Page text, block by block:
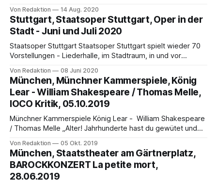
02.09.2020 20:00 Uhr / Kleine Komödie Warnemünde /
Gastspiel Ungeschwärzte Texte & Glasklare Klänge Mit Dr.
Klaus Koch, Andreas Pasternack und Christian
Von Redaktion 14 Aug. 2020
Stuttgart, Staatsoper Stuttgart, Oper in der
Stadt - Juni und Juli 2020
Staatsoper Stuttgart Staatsoper Stuttgart spielt wieder 70
Vorstellungen - Liederhalle, im Stadtraum, in und vor
Valentin Schwarz inszeniert ein „Bühnenfreifestspiel mit
dem Staatsopernchor“ 2x Operette am Stuttgarter Hafen:
Die Blume von Hawaii und Trouble in Tahiti Der Operntruck
mit Die Geschichte vom Soldaten ist
Von Redaktion 08 Juni 2020
München, Münchner Kammerspiele, König
Lear - William Shakespeare / Thomas Melle,
IOCO Kritik, 05.10.2019
Münchner Kammerspiele König Lear - William Shakespeare
/ Thomas Melle „Alter! Jahrhunderte hast du gewütet und
Melchior Endlich mal kein Mitleid haben zu müssen mit
diesem weinerlichen alten Sack, der nicht von der Macht
lassen kann und auf seine Privilegien pocht –, was für eine
Von Redaktion 05 Okt. 2019
München, Staatstheater am Gärtnerplatz,
BAROCKKONZERT La petite mort,
28.06.2019